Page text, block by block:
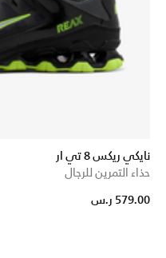
نايكي ريكس 8 تي ار
حذاء التمرين للرجال
579.00 ر.س